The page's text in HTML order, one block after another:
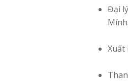
Đại
Mính.
Xuất